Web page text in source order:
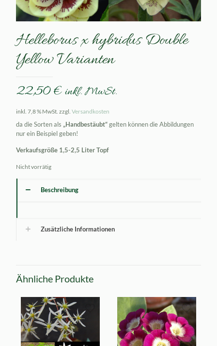
Helleborus x hybridus Double
Yellow Varianten
22,50€ inkl. MwSt.
inkl. 7,8 % MwSt. zzgl. Versandkosten
da die Sorten als „Handbestäubt“gelten können die Abbildungen
nur ein Beispiel geben!
Verkaufsgröße 1,5-2,5 Liter Topf
Nicht vorrätig
Beschreibung
Zusätzliche Informationen
Ähnliche Produkte